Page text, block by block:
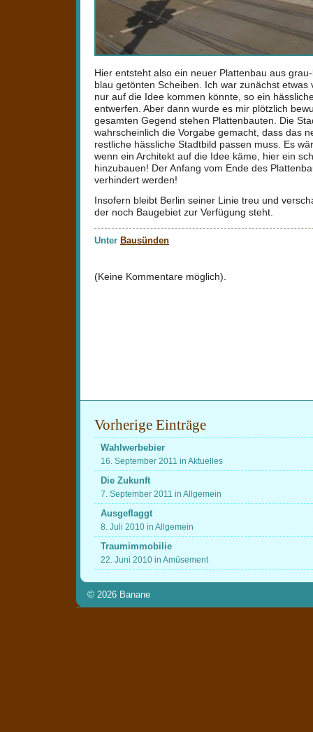
Hier entsteht also ein neuer Plattenbau aus
blau getönten Scheiben. Ich war zunächst etwas
nur auf die Idee kommen könnte, so ein
entwerfen. Aber dann wurde es mir plötzlich
gesamten Gegend stehen Plattenbauten. Die
wahrscheinlich die Vorgabe gemacht, dass das
restliche hässliche Stadtbild passen muss. Es
wenn ein Architekt auf die Idee käme, hier ein
hinzubauen! Der Anfang vom Ende des
verhindert werden!
Insofern bleibt Berlin seiner Linie treu und
der noch Baugebiet zur Verfügung steht.
Unter Bausünden
(Keine Kommentare möglich).
Vorherige Einträge
Wahlwerbebier
16. September 2011 in Aktuelles
Die Zukunft
7. September 2011 in Allgemein
Ausgeflaggt
8. Juli 2010 in Allgemein
Traumimmobilie
22. Juni 2010 in Amüsement
© 2026 Banane